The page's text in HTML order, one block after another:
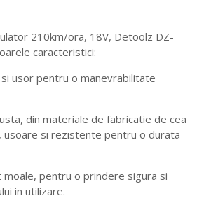
210km/ora, 18V, Detoolz DZ-
caracteristici:
usor pentru o manevrabilitate
din materiale de fabricatie de cea
usoare si rezistente pentru o durata
moale, pentru o prindere sigura si
in utilizare.